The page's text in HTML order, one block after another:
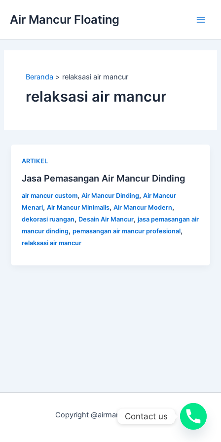
Air Mancur Floating
Beranda relaksasi air mancur
relaksasi air mancur
ARTIKEL
Jasa Pemasangan Air Mancur Dinding
air mancur custom,Air Mancur Dinding,Air Mancur
Menari,Air Mancur Minimalis,Air Mancur Modern,
dekorasi ruangan, Desain Air Mancur,jasa pemasangan air
mancur dinding,pemasangan air mancur profesional,
relaksasi air mancur
Copyright @airmancurmenari.net
Contact us